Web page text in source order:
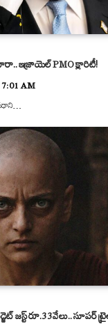
ఇజ్రాయెల్ PMO క్లారిటీ!
AM
జస్ట్ రూ.33వేలు.. సూపర్